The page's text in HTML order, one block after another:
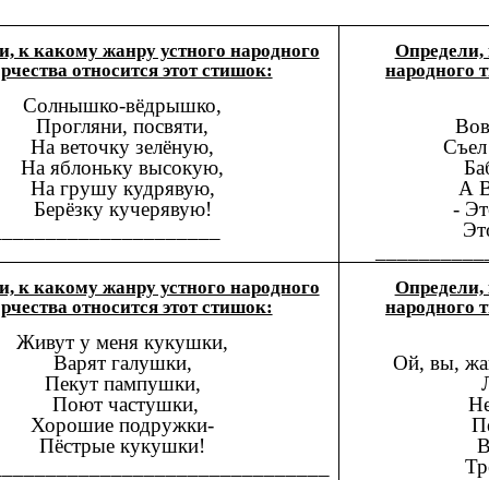
к какому жанру устного народного
относится этот стишок:
Солнышко-вёдрышко,
Прогляни, посвяти,
На веточку зелёную,
На яблоньку высокую,
На грушу кудрявую,
Берёзку кучерявую!
Определи,
народного
А
-
к какому жанру устного народного
относится этот стишок:
Живут у меня кукушки,
Варят галушки,
Пекут пампушки,
Поют частушки,
Хорошие подружки-
Пёстрые кукушки!
Определи,
народного
Ой, вы,